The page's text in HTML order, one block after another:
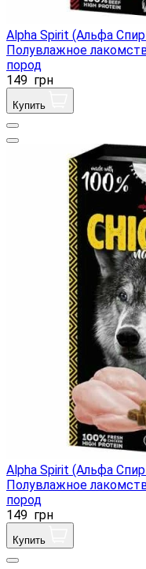
Alpha Spirit (Альфа
Полувлажное
пород
149 грн
Купить
Alpha Spirit (Альфа
Полувлажное
пород
149 грн
Купить